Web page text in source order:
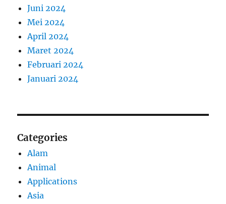
Juni 2024
Mei 2024
April 2024
Maret 2024
Februari 2024
Januari 2024
Categories
Alam
Animal
Applications
Asia